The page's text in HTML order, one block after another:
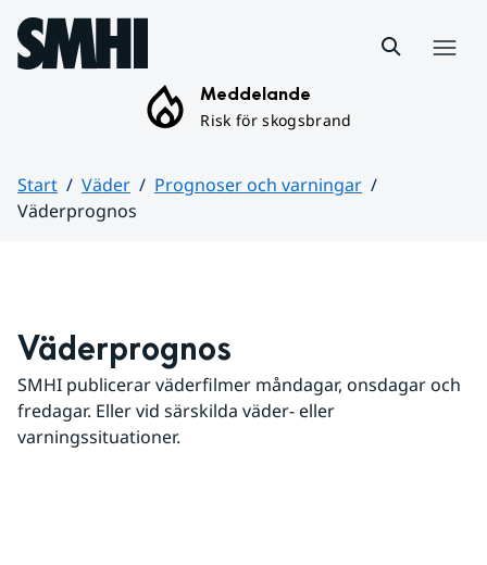
Hoppa till sidans innehåll
Meddelande
Risk för skogsbrand
Start Väder
Prognoser och varningar
Väderprognos
Väderprognos
SMHI publicerar väderfilmer måndagar, onsdagar och
fredagar. Eller vid särskilda väder- eller
varningssituationer.